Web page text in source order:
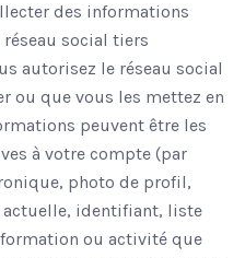
des informations
social tiers
autorisez le réseau social
ou que vous les mettez en
peuvent être les
à votre compte (par
photo de profil,
actuelle, identifiant, liste
ou activité que